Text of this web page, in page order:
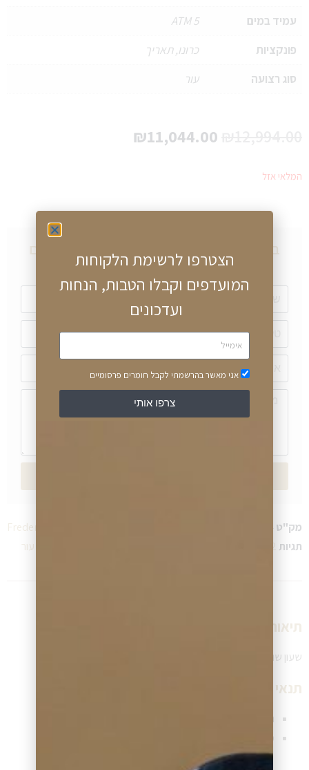
עמיד במים
5 ATM
פונקציות
כרונו, תאריך
סוג רצועה
עור
₪11,044.00
המלאי אזל
במידה ויש שאלות על מוצר זה, אתם מוזמנים
לכתוב לנו או ליצור עימנו קשר טלפוני
מק"ט
תגיות
רצועת עור
תיאור שעון:
שעון שוויצרי לגברים
תנאי תשלום ומשלוח שעון:
תנאי תשלום גמישים (תשלומים ללא ריבית)
הצטרפו לרשימת הלקוחות
המועדפים וקבלו הטבות, הנחות
ועדכונים
אני מאשר בהרשמתי לקבל חומרים פרסומיים
צרפו אותי